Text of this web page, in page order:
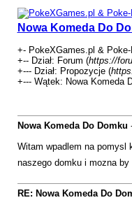
Nowa Komeda Do
+- PokeXGames.pl &
+-- Dział: Forum (https://
+--- Dział: Propozycje (
+--- Wątek: Nowa Komeda
Nowa Komeda Do Domku
Witam wpadlem na pomysl
naszego domku i mozna
RE: Nowa Komeda Do